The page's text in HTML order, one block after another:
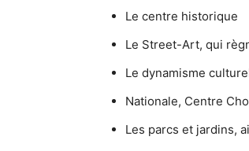
Le centre historique
Le Street-Art, qui
Le dynamisme
Nationale, Centre
Les parcs et jardins,